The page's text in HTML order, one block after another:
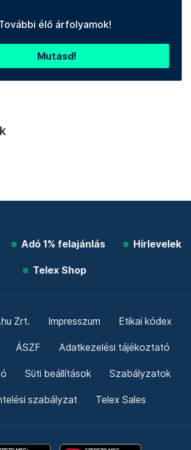
élő árfolyamok!
Mutasd!
Adó 1% felajánlás Hírlevelek
Telex Shop
Zrt. Impresszum Etikai kódex
ÁSZF Adatkezelési tájékoztató
Süti beállítások Szabályzatok
szabályzat Telex Sales